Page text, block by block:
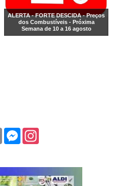
ALERTA - FORTE DESCIDA - Preços
dos Combustíveis - Próxima
Semana de 10 a 16 agosto
Email Messenger